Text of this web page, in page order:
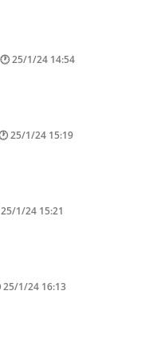
25/1/24 14:54
25/1/24 15:19
25/1/24 15:21
25/1/24 16:13